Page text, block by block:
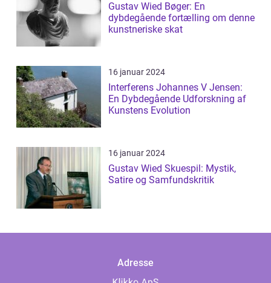
Gustav Wied Bøger: En
dybdegående fortælling om denne
kunstneriske skat
16 januar 2024
Interferens Johannes V Jensen:
En Dybdegående Udforskning af
Kunstens Evolution
16 januar 2024
Gustav Wied Skuespil: Mystik,
Satire og Samfundskritik
Adresse